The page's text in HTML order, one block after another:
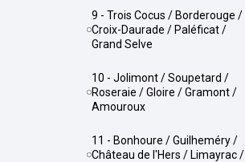
9 - Trois Cocus / Borderouge /
Croix-Daurade / Paléficat /
Grand Selve
10 - Jolimont / Soupetard /
Roseraie / Gloire / Gramont /
Amouroux
11 - Bonhoure / Guilheméry /
Château de l'Hers / Limayrac /